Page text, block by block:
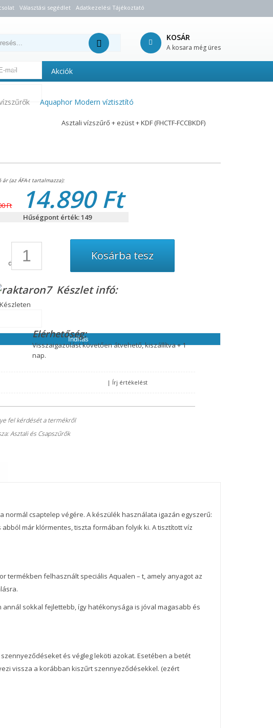
Választási segédlet Adatkezelési Tájékoztató
mail-címét, melyre küldünk Önnek egy ellenőrző kódot. Az ellenőrző kód
majd adni a fiókja új jelszavát.
Indítás
KOSÁR
A kosara még üres
- Szerviz Akciók
Aquaphor Modern víztisztító
Asztali vízszűrő + ezüst + KDF (FHCTF-FCCBKDF)
Ft 14.890 Ft
Hűségpont érték: 149
Készlet infó:
Elérhetőség:
Visszaigazolást követően átvehető, kiszállítva + 1
nap.
| Írj értékelést
fel kérdését a termékről
Asztali és Csapszűrők
csaptelep végére. A készülék használata igazán egyszerű:
már klórmentes, tiszta formában folyik ki. A tisztított víz
termékben felhasznált speciális Aqualen – t, amely anyagot az
sokkal fejlettebb, így hatékonysága is jóval magasabb és
és végleg leköti azokat. Esetében a betét
vissza a korábban kiszűrt szennyeződésekkel. (ezért